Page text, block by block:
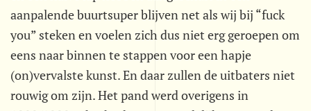
aanpalende buurtsuper blijven net als wij bij “fuck
you” steken en voelen zich dus niet erg geroepen om
eens naar binnen te stappen voor een hapje
(on)vervalste kunst. En daar zullen de uitbaters niet
rouwig om zijn. Het pand werd overigens in